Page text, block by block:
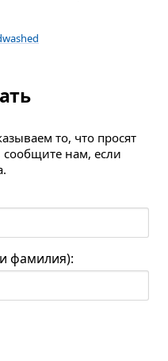
то, что просят
нам, если
фамилия):